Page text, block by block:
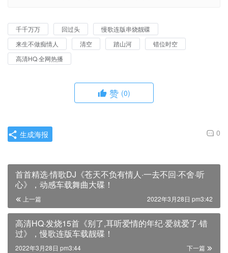
千千万万 回过头
慢歌连版串烧靓碟
来生不做痴情人
清空 踏山河
错位时空
高清HQ·全网热播
赞 (0)
0
生成海报
首首精选·情歌DJ《苍天不负有情人·一去不回·不舍·听
心》，动感车载舞曲大碟！
上一篇 2022年3月28日 pm3:42
高清HQ·发烧15首《别了,耳听爱情的年纪·爱就爱了·错
过》，慢歌连版车载靓碟！
下一篇
2022年3月28日 pm3:44